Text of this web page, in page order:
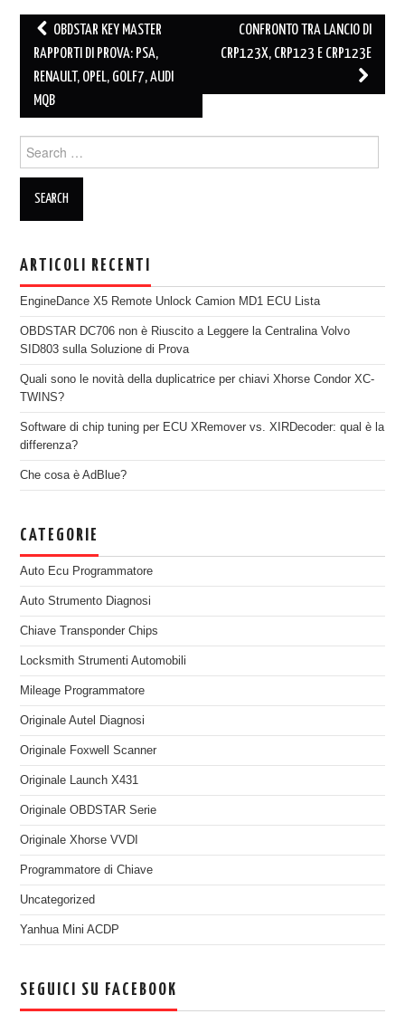
Post navigation
OBDSTAR KEY MASTER
RAPPORTI DI PROVA: PSA,
RENAULT, OPEL, GOLF7, AUDI
MQB
CONFRONTO TRA LANCIO DI
CRP123X, CRP123 E CRP123E
Search for:
ARTICOLI RECENTI
EngineDance X5 Remote Unlock Camion MD1 ECU Lista
OBDSTAR DC706 non è Riuscito a Leggere la Centralina Volvo
SID803 sulla Soluzione di Prova
Quali sono le novità della duplicatrice per chiavi Xhorse Condor XC-
TWINS?
Software di chip tuning per ECU XRemover vs. XIRDecoder: qual è la
differenza?
Che cosa è AdBlue?
CATEGORIE
Auto Ecu Programmatore
Auto Strumento Diagnosi
Chiave Transponder Chips
Locksmith Strumenti Automobili
Mileage Programmatore
Originale Autel Diagnosi
Originale Foxwell Scanner
Originale Launch X431
Originale OBDSTAR Serie
Originale Xhorse VVDI
Programmatore di Chiave
Uncategorized
Yanhua Mini ACDP
SEGUICI SU FACEBOOK